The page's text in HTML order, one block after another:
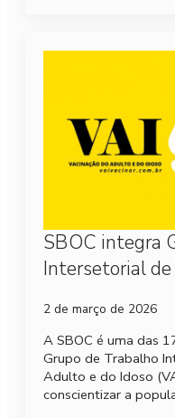
SBOC integra
Intersetorial de
2 de março de 2026
A SBOC é uma das
Grupo de Trabalho
Adulto e do Idoso
conscientizar a